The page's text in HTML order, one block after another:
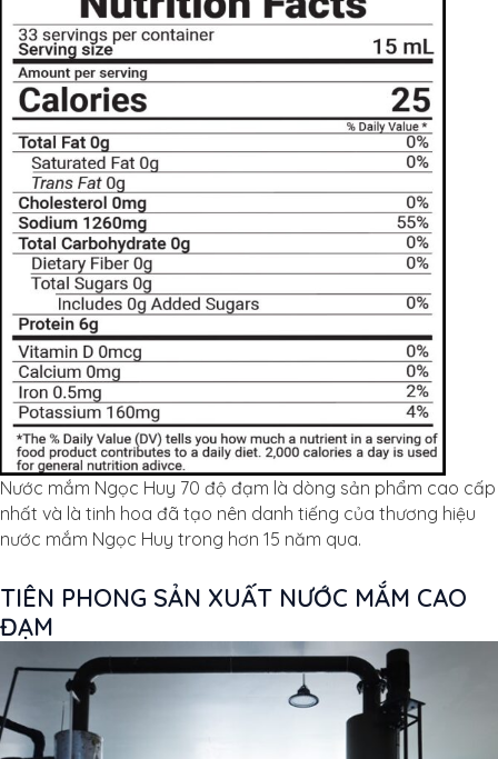
Nước mắm Ngọc Huy 70 độ đạm là dòng sản phẩm cao cấp
nhất và là tinh hoa đã tạo nên danh tiếng của thương hiệu
nước mắm Ngọc Huy trong hơn 15 năm qua.
TIÊN PHONG SẢN XUẤT NƯỚC MẮM CAO
ĐẠM